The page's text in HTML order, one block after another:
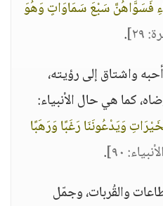
فَسَوَّاهُنَّ سَبْعَ سَمَاوَاتٍ وَهُوَ
٢٩]
.
واشتاق إلى رؤيته،
كما هي حال الأنبياء:
وَيَدْعُونَنَا رَغَبًا وَرَهَبًا
٩٠]
.
والقُربات، وجمّل